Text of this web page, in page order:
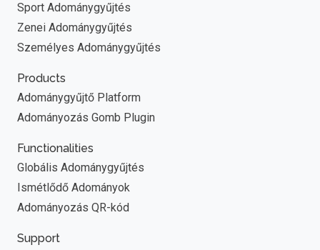
Sport Adománygyűjtés
Zenei Adománygyűjtés
Személyes Adománygyűjtés
Products
Adománygyűjtő Platform
Adományozás Gomb Plugin
Functionalities
Globális Adománygyűjtés
Ismétlődő Adományok
Adományozás QR-kód
Support